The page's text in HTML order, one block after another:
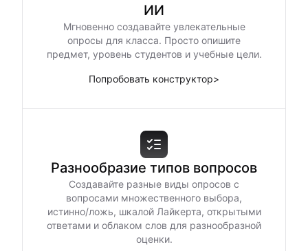
ИИ
Мгновенно создавайте увлекательные
опросы для класса. Просто опишите
предмет, уровень студентов и учебные цели.
Попробовать конструктор>
Разнообразие типов вопросов
Создавайте разные виды опросов с
вопросами множественного выбора,
истинно/ложь, шкалой Лайкерта, открытыми
ответами и облаком слов для разнообразной
оценки.